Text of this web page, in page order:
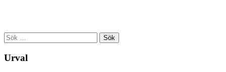
Sök
efter:
Urval